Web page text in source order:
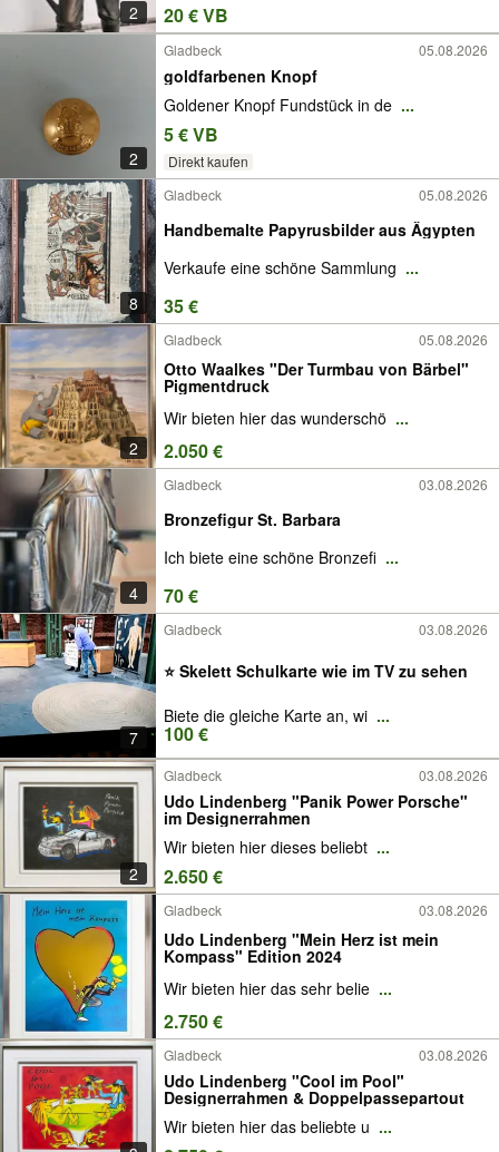
2 20 € VB
2
Gladbeck 05.08.2026
goldfarbenen Knopf
Goldener Knopf Fundstück in de ...
5 € VB
Direkt kaufen
8
Gladbeck 05.08.2026
Handbemalte Papyrusbilder aus Ägypten
Verkaufe eine schöne Sammlung ...
35 €
2
Gladbeck 05.08.2026
Otto Waalkes "Der Turmbau von Bärbel"
Pigmentdruck
Wir bieten hier das wunderschö ...
2.050 €
4
Gladbeck 03.08.2026
Bronzefigur St. Barbara
Ich biete eine schöne Bronzefi ...
70 €
7
Gladbeck 03.08.2026
⭐ Skelett Schulkarte wie im TV zu sehen
Biete die gleiche Karte an, wi ...
100 €
2
Gladbeck 03.08.2026
Udo Lindenberg "Panik Power Porsche"
im Designerrahmen
Wir bieten hier dieses beliebt ...
2.650 €
Gladbeck 03.08.2026
Udo Lindenberg "Mein Herz ist mein
Kompass" Edition 2024
Wir bieten hier das sehr belie ...
2.750 €
Gladbeck 03.08.2026
Udo Lindenberg "Cool im Pool"
Designerrahmen & Doppelpassepartout
Wir bieten hier das beliebte u ...